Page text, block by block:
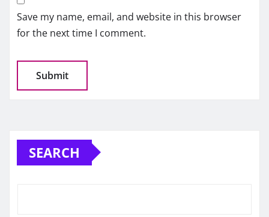
Save my name, email, and website in this browser
for the next time I comment.
SEARCH